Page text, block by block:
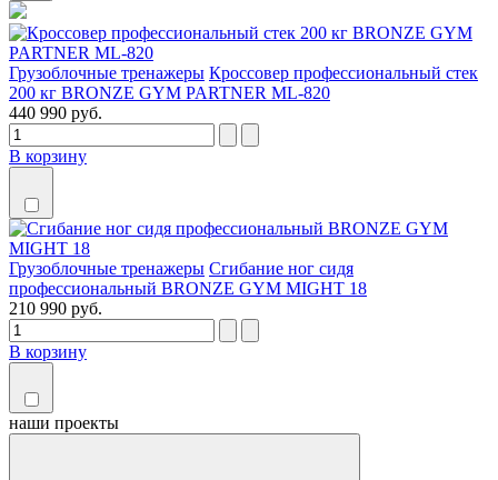
Грузоблочные тренажеры Кроссовер профессиональный стек
200 кг BRONZE GYM PARTNER ML-820
440 990 руб.
В корзину
Грузоблочные тренажеры Сгибание ног сидя
профессиональный BRONZE GYM MIGHT 18
210 990 руб.
В корзину
наши проекты